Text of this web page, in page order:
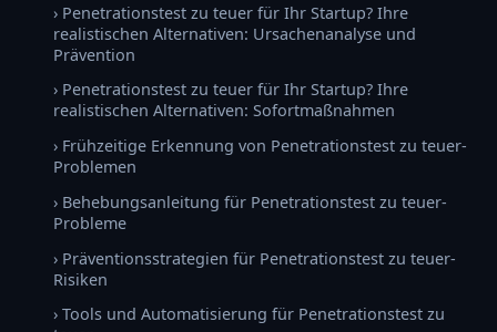
› Penetrationstest zu teuer für Ihr Startup? Ihre
realistischen Alternativen: Ursachenanalyse und
Prävention
› Penetrationstest zu teuer für Ihr Startup? Ihre
realistischen Alternativen: Sofortmaßnahmen
› Frühzeitige Erkennung von Penetrationstest zu teuer-
Problemen
› Behebungsanleitung für Penetrationstest zu teuer-
Probleme
› Präventionsstrategien für Penetrationstest zu teuer-
Risiken
› Tools und Automatisierung für Penetrationstest zu